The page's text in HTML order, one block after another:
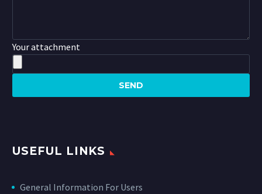
Your attachment
USEFUL LINKS
General Information For Users